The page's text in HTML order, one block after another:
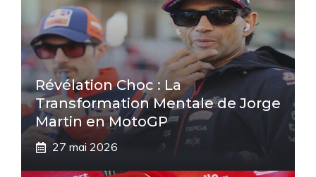
Révélation Choc : La
Transformation Mentale de Jorge
Martin en MotoGP
27 mai 2026